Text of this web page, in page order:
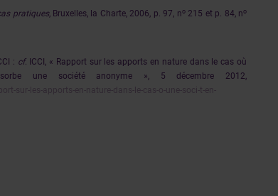
pratiques, Bruxelles, la Charte, 2006, p. 97, no215 et p. 84, no
: cf. ICCI, « Rapport sur les apports en nature dans le cas où
une société anonyme », 5 décembre 2012,
sur-les-apports-en-nature-dans-le-cas-o-une-soci-t-en-